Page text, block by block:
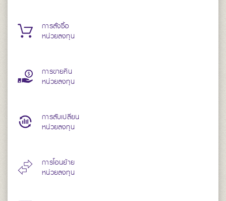
การสั่งซื้อ
หน่วยลงทุน
การขายคืน
หน่วยลงทุน
การสับเปลี่ยน
หน่วยลงทุน
การโอนย้าย
หน่วยลงทุน